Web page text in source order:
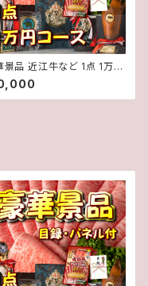
景品 近江牛など 1点 1万円
ル付き ゴルフ
コンペ 二次会 イベント